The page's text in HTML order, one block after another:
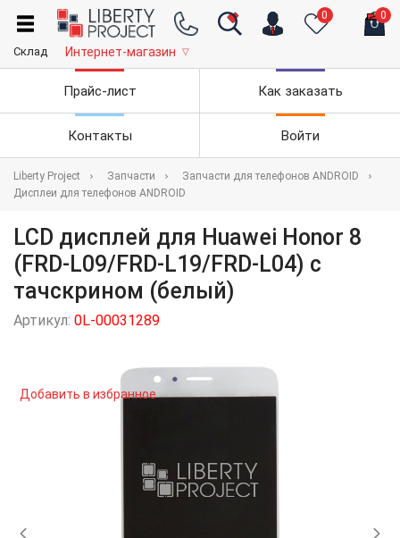
0 0
Склад Интернет-магазин ▽
Прайс-лист Как заказать
Контакты Войти
Liberty Project Запчасти
Запчасти для телефонов ANDROID
Дисплеи для телефонов ANDROID
LCD дисплей для Huawei Honor 8
(FRD-L09/FRD-L19/FRD-L04) с
тачскрином (белый)
Артикул: 0L-00031289
Добавить в избранное